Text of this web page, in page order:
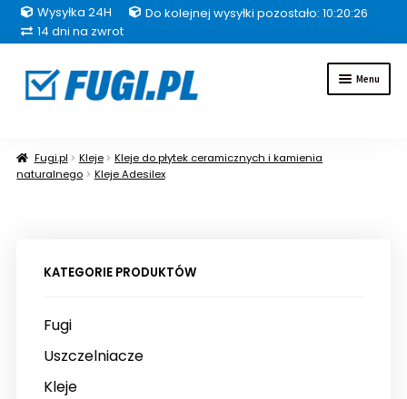
Wysyłka 24H
Do kolejnej wysyłki pozostało: 10:20:25
14 dni na zwrot
Przejdź
do
Przejdź
do
Menu
Uszczelniacze
Inne grupy produktów
Pakiety
Fugi.pl Kleje
Kleje do płytek ceramicznych i kamienia
naturalnego
Kleje Adesilex
KATEGORIE PRODUKTÓW
Fugi
Uszczelniacze
Kleje